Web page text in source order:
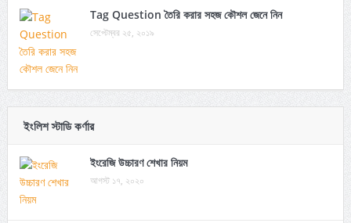
Tag Question তৈরি করার সহজ কৌশল জেনে নিন
সেপ্টেম্বর ২৫, ২০১৯
ইংলিশ স্টাডি কর্ণার
ইংরেজি উচ্চারণ শেখার নিয়ম
আগস্ট ১৭, ২০২০